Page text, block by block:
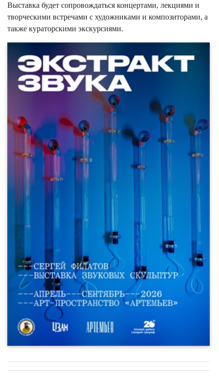
Выставка будет сопровождаться концертами, лекциями и
творческими встречами с художниками и композиторами, а
также кураторскими экскурсиями.